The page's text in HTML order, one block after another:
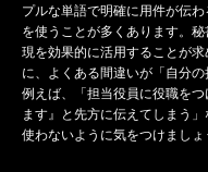
プルな単語で明確に用件が伝
を使うことが多くあります。
現を効果的に活用することが
に、よくある間違いが「自分
例えば、「担当役員に役職を
ます』と先方に伝えてしまう
使わないように気をつけましょ